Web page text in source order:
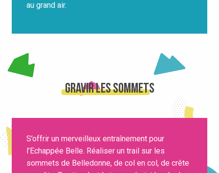
au grand air.
Gravir les sommets
S’offrir un merveilleux entraînement pour
l’Echappée Belle. Réaliser un trail sur les
sommets de Belledonne, de col en col, de crête